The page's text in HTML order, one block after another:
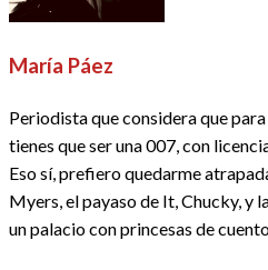
María Páez
Periodista que considera que
tienes que ser una 007, con
Eso sí, prefiero quedarme
Myers, el payaso de It, Chucky, y
un palacio con princesas de